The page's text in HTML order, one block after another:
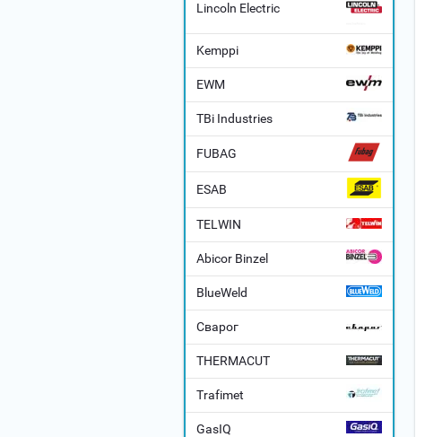
Lincoln Electric
Kemppi
EWM
TBi Industries
FUBAG
ESAB
TELWIN
Abicor Binzel
BlueWeld
Сварог
THERMACUT
Trafimet
GasIQ